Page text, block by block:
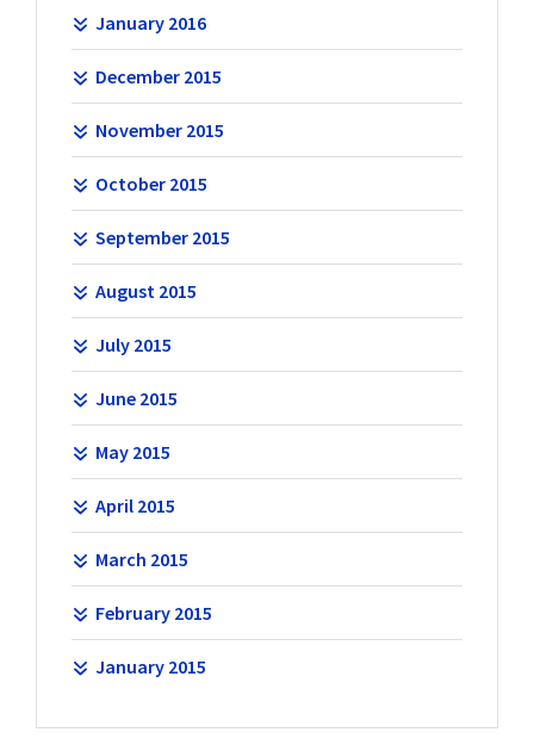
January 2016
December 2015
November 2015
October 2015
September 2015
August 2015
July 2015
June 2015
May 2015
April 2015
March 2015
February 2015
January 2015